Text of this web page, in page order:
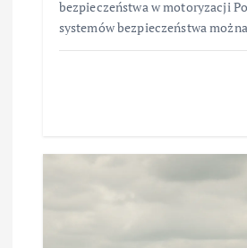
bezpieczeństwa w motoryzacji
systemów bezpieczeństwa